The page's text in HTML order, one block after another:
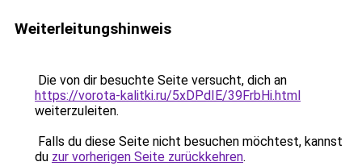
Weiterleitungshinweis
Die von dir besuchte Seite versucht, dich an
https://vorota-kalitki.ru/5xDPdIE/39FrbHi.html
weiterzuleiten.
Falls du diese Seite nicht besuchen möchtest, kannst
du zur vorherigen Seite zurückkehren.